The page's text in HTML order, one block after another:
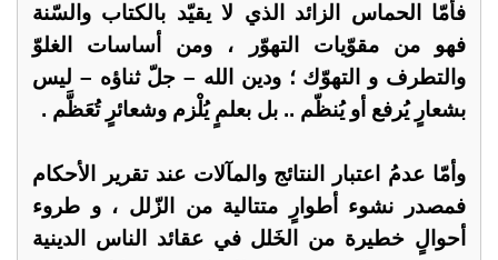
فأمّا الحماس الزائد الذي لا يقيّد بالكتاب والسّنة
فهو من مقوّيات التهوّر ، ومن أساسات الغلوّ
والتطرف و التهوّك ؛ ودين الله – جلّ ثناؤه – ليس
بشعارٍ يُرفع أو يُنظّم .. بل بعلمٍ يُلْزم وشعائرٍ تُعَظَّم .
وأمّا عدمُ اعتبار النتائج والمآلات عند تقرير الأحكام
فمصدر نشوء أطوارٍ متتالية من الزّلل ، و طروء
أحوالٍ خطيرة من الخَلل في عقائد الناس الدينية